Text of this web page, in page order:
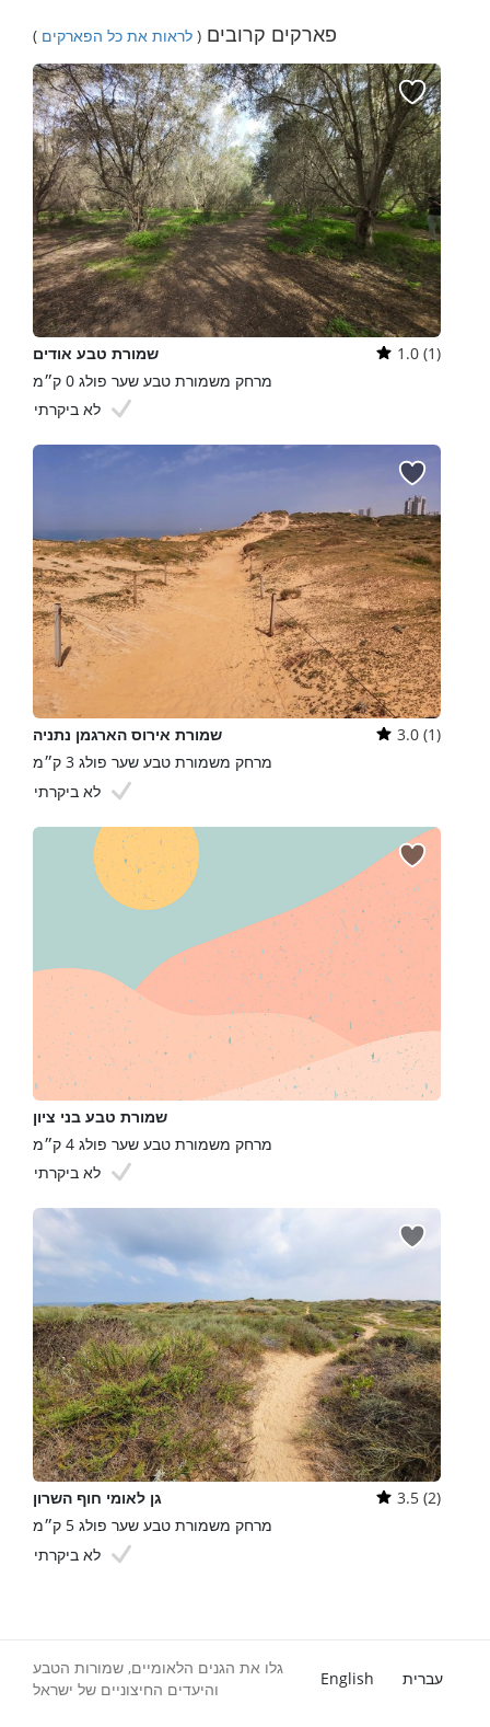
פארקים קרובים ( לראות את כל הפארקים )
שמורת טבע אודים
1.0 (1)
מרחק משמורת טבע שער פולג 0 ק״מ
לא ביקרתי
שמורת אירוס הארגמן נתניה
3.0 (1)
מרחק משמורת טבע שער פולג 3 ק״מ
לא ביקרתי
שמורת טבע בני ציון
מרחק משמורת טבע שער פולג 4 ק״מ
לא ביקרתי
גן לאומי חוף השרון
3.5 (2)
מרחק משמורת טבע שער פולג 5 ק״מ
לא ביקרתי
גלו את הגנים הלאומיים, שמורות הטבע
והיעדים החיצוניים של ישראל
English עברית